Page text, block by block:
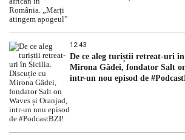
12:43
De ce aleg turiștii retreat-uri
Mirona Gâdei, fondator Salt
intr-un nou episod de